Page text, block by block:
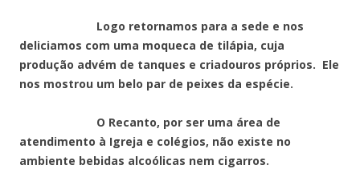
Logo retornamos para a sede e nos
deliciamos com uma moqueca de tilápia, cuja
produção advém de tanques e criadouros próprios. Ele
nos mostrou um belo par de peixes da espécie.
O Recanto, por ser uma área de
atendimento à Igreja e colégios, não existe no
ambiente bebidas alcoólicas nem cigarros.